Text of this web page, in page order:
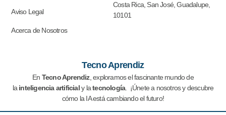
Aviso Legal
Acerca de Nosotros
Costa Rica, San José, Guadalupe,
10101
Tecno Aprendiz
En Tecno Aprendiz, exploramos el fascinante mundo de
lainteligencia artificialy latecnología. ¡Únete a nosotros y descubre
cómo la IA está cambiando el futuro!